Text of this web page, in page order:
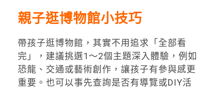
親子逛博物館小技巧
帶孩子逛博物館，其實不用追求「全部看
完」，建議挑選1～2個主題深入體驗，例如
恐龍、交通或藝術創作，讓孩子有參與感更
重要。也可以事先查詢是否有導覽或DIY活